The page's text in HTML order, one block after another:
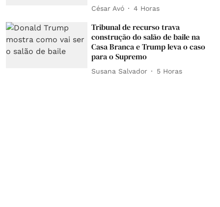
César Avó 4 Horas
Tribunal de recurso trava
construção do salão de baile na
Casa Branca e Trump leva o caso
para o Supremo
Susana Salvador 5 Horas